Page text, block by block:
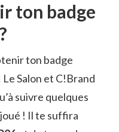
ton badge
ton badge
Salon et C!Brand
suivre quelques
! Il te suffira